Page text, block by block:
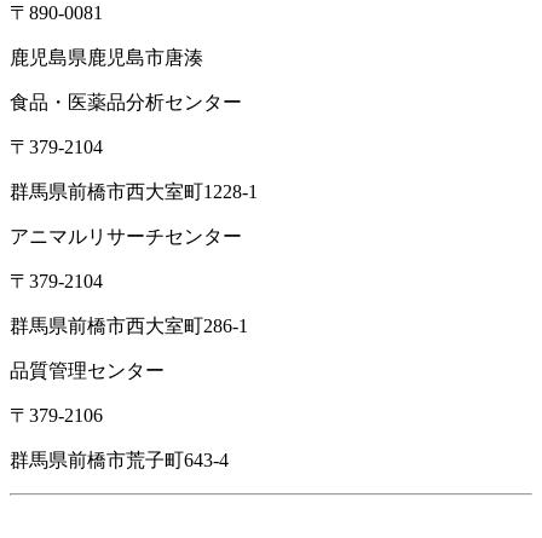
〒890-0081
鹿児島県鹿児島市唐湊
食品・医薬品分析センター
〒379-2104
群馬県前橋市西大室町1228-1
アニマルリサーチセンター
〒379-2104
群馬県前橋市西大室町286-1
品質管理センター
〒379-2106
群馬県前橋市荒子町643-4